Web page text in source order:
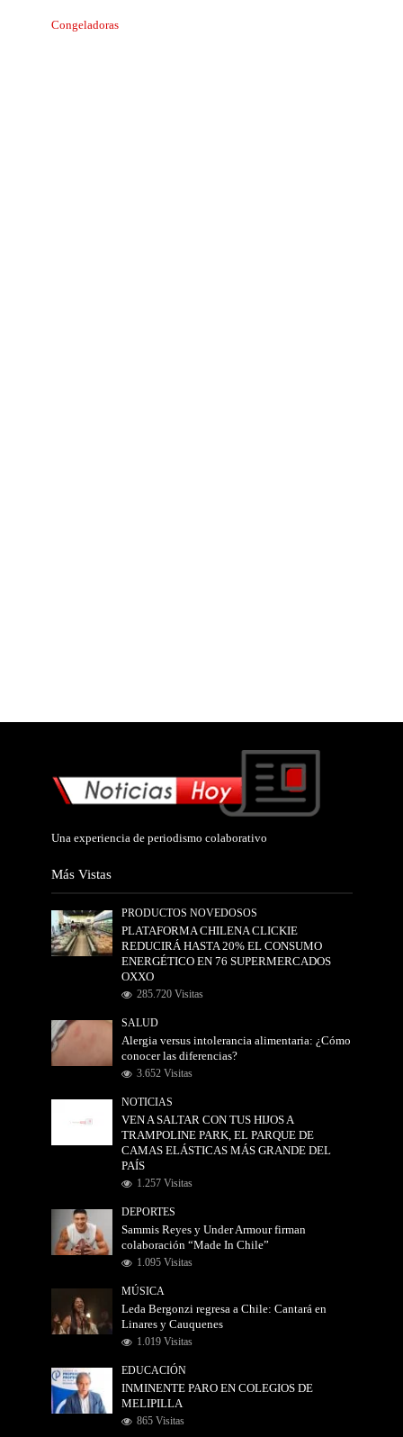
Congeladoras
Una experiencia de periodismo colaborativo
Más Vistas
PRODUCTOS NOVEDOSOS
PLATAFORMA CHILENA CLICKIE
REDUCIRÁ HASTA 20% EL CONSUMO
ENERGÉTICO EN 76 SUPERMERCADOS
OXXO
285.720 Visitas
SALUD
Alergia versus intolerancia alimentaria: ¿Cómo
conocer las diferencias?
3.652 Visitas
NOTICIAS
VEN A SALTAR CON TUS HIJOS A
TRAMPOLINE PARK, EL PARQUE DE
CAMAS ELÁSTICAS MÁS GRANDE DEL
PAÍS
1.257 Visitas
DEPORTES
Sammis Reyes y Under Armour firman
colaboración “Made In Chile”
1.095 Visitas
MÚSICA
Leda Bergonzi regresa a Chile: Cantará en
Linares y Cauquenes
1.019 Visitas
EDUCACIÓN
INMINENTE PARO EN COLEGIOS DE
MELIPILLA
865 Visitas